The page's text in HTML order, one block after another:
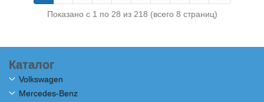
Показано с 1 по 28 из 218 (всего 8 страниц)
Каталог
Volkswagen
Mercedes-Benz